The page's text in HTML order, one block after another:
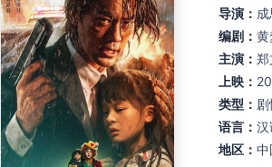
导演：
编剧： 黄
主演：
上映：
类型：
语言： 汉
地区： 中